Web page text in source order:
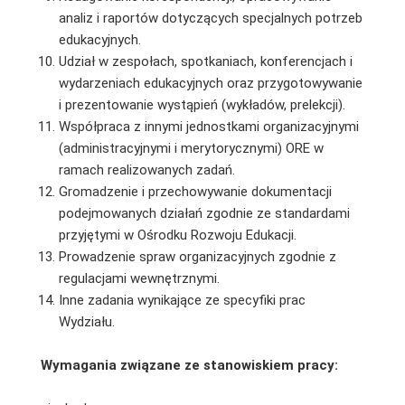
analiz i raportów dotyczących specjalnych potrzeb
edukacyjnych.
Udział w zespołach, spotkaniach, konferencjach i
wydarzeniach edukacyjnych oraz przygotowywanie
i prezentowanie wystąpień (wykładów, prelekcji).
Współpraca z innymi jednostkami organizacyjnymi
(administracyjnymi i merytorycznymi) ORE w
ramach realizowanych zadań.
Gromadzenie i przechowywanie dokumentacji
podejmowanych działań zgodnie ze standardami
przyjętymi w Ośrodku Rozwoju Edukacji.
Prowadzenie spraw organizacyjnych zgodnie z
regulacjami wewnętrznymi.
Inne zadania wynikające ze specyfiki prac
Wydziału.
Wymagania związane ze stanowiskiem pracy: